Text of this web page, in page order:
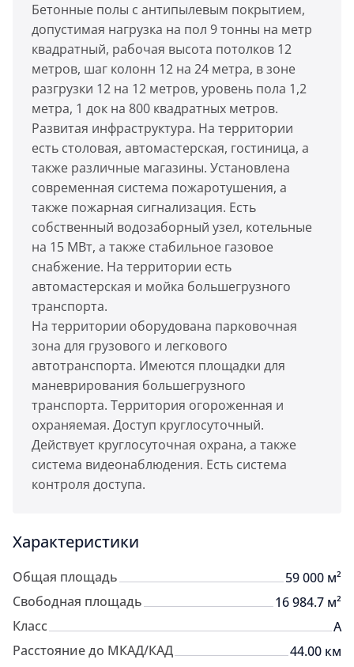
Бетонные полы с антипылевым покрытием,
допустимая нагрузка на пол 9 тонны на метр
квадратный, рабочая высота потолков 12
метров, шаг колонн 12 на 24 метра, в зоне
разгрузки 12 на 12 метров, уровень пола 1,2
метра, 1 док на 800 квадратных метров.
Развитая инфраструктура. На территории
есть столовая, автомастерская, гостиница, а
также различные магазины. Установлена
современная система пожаротушения, а
также пожарная сигнализация. Есть
собственный водозаборный узел, котельные
на 15 МВт, а также стабильное газовое
снабжение. На территории есть
автомастерская и мойка большегрузного
транспорта.
На территории оборудована парковочная
зона для грузового и легкового
автотранспорта. Имеются площадки для
маневрирования большегрузного
транспорта. Территория огороженная и
охраняемая. Доступ круглосуточный.
Действует круглосуточная охрана, а также
система видеонаблюдения. Есть система
контроля доступа.
Характеристики
Общая площадь
59 000 м²
Свободная площадь
16 984.7 м²
Класс
A
Расстояние до МКАД/КАД
44.00 км